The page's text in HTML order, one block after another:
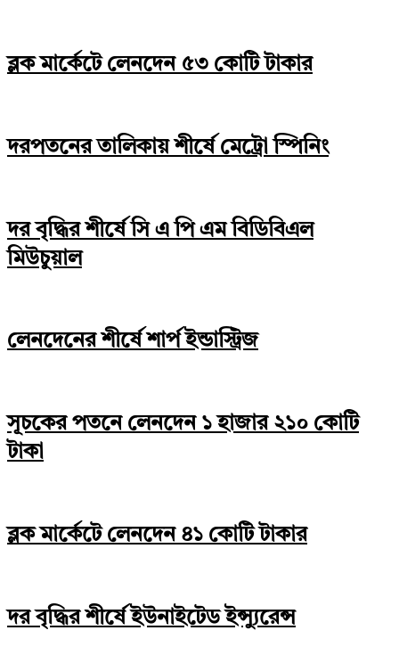
ব্লক মার্কেটে লেনদেন ৫৩ কোটি টাকার
দরপতনের তালিকায় শীর্ষে মেট্রো স্পিনিং
দর বৃদ্ধির শীর্ষে সি এ পি এম বিডিবিএল
মিউচুয়াল
লেনদেনের শীর্ষে শার্প ইন্ডাস্ট্রিজ
সূচকের পতনে লেনদেন ১ হাজার ২১০ কোটি
টাকা
ব্লক মার্কেটে লেনদেন ৪১ কোটি টাকার
দর বৃদ্ধির শীর্ষে ইউনাইটেড ইন্স্যুরেন্স